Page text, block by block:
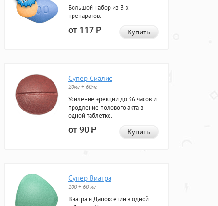
Большой набор из 3-х
препаратов.
от 117Р Купить
Супер Сиалис
20мг + 60мг
Усиление эрекции до 36 часов и
продление полового акта в
одной таблетке.
от 90Р Купить
Супер Виагра
100 + 60 мг
Виагра и Дапоксетин в одной